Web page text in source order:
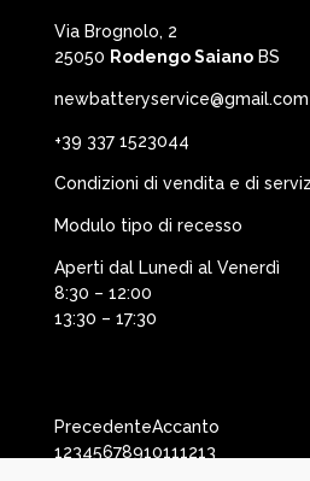
Via Brognolo, 2
25050 Rodengo SaianoBS
newbatteryservice@gmail.com
+39 337 1523044
Condizioni di vendita e di
Modulo tipo di recesso
Aperti dal Lunedì al Venerdì
8:30 – 12:00
13:30 – 17:30
PrecedenteAccanto
12345678910111213